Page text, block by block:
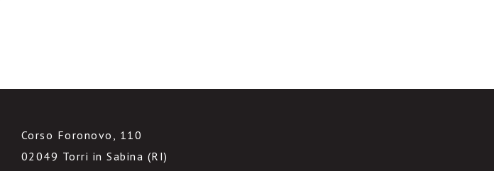
Corso Foronovo, 110
02049 Torri in Sabina (RI)